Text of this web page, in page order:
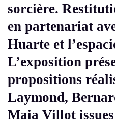
sorcière.
en partenariat
Huarte et
L’exposition
propositions
Laymond,
Maia Villot